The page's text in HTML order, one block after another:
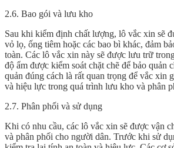
2.6. Bao gói và lưu kho
Sau khi kiểm định chất lượng, lô vắc xin sẽ
vỏ lọ, ống tiêm hoặc các bao bì khác, đảm
toàn. Các lô vắc xin này sẽ được lưu trữ
độ ẩm được kiểm soát chặt chẽ để bảo quản
quản đúng cách là rất quan trọng để vắc xin
và hiệu lực trong quá trình lưu kho và phân
2.7. Phân phối và sử dụng
Khi có nhu cầu, các lô vắc xin sẽ được vận
và phân phối cho người dân. Trước khi sử